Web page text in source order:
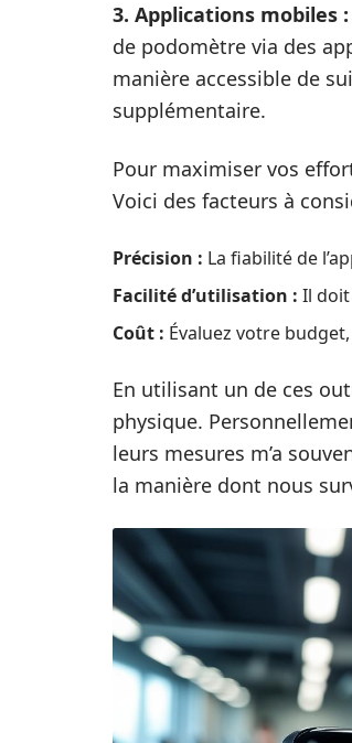
3. Applications mobiles :
de podomètre via des
manière accessible de
supplémentaire.
Pour maximiser vos
Voici des facteurs à
Précision : La fiabilité de
Facilité d’utilisation : Il
Coût : Évaluez votre
En utilisant un de ces
physique.
leurs mesures m’a
la manière dont nous